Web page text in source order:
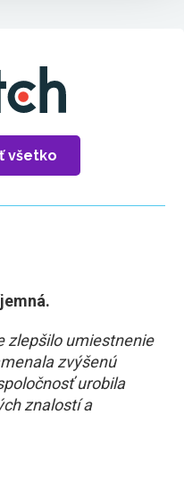
všetko
zlepšilo umiestnenie
zvýšenú
urobila
znalostí a